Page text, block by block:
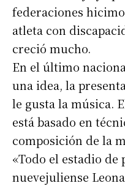
Apellidos
Número de teléfono
federaciones
atleta con
creció mucho.
En el último
una idea, la
le gusta la música.
está basado en
composición de la
«Todo el estadio
nuevejuliense